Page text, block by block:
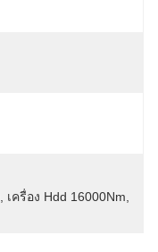
เครื่อง Hdd 16000Nm